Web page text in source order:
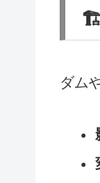
🏗️
ダム